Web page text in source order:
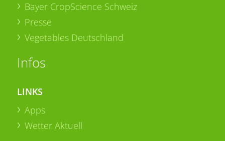
Bayer CropScience Schweiz
Presse
Vegetables Deutschland
Infos
LINKS
Apps
Wetter Aktuell